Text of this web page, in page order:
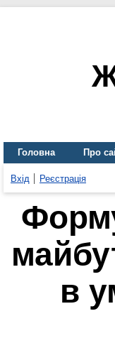
Головна Про
Вхід Реєстрація
в